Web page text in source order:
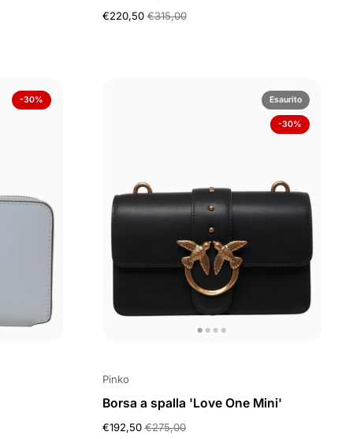
€220,50 €315,00
-30%
Pinko
Borsa a spalla 'Love One Mini'
€192,50 €275,00
Esaurito
-30%